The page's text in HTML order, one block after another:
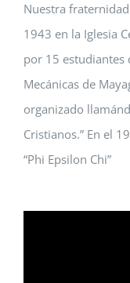
Nuestra
1943 en la Iglesia
por 15 estudiantes
Mecánicas de
organizado
Cristianos.” En el
“Phi Epsilon Chi”